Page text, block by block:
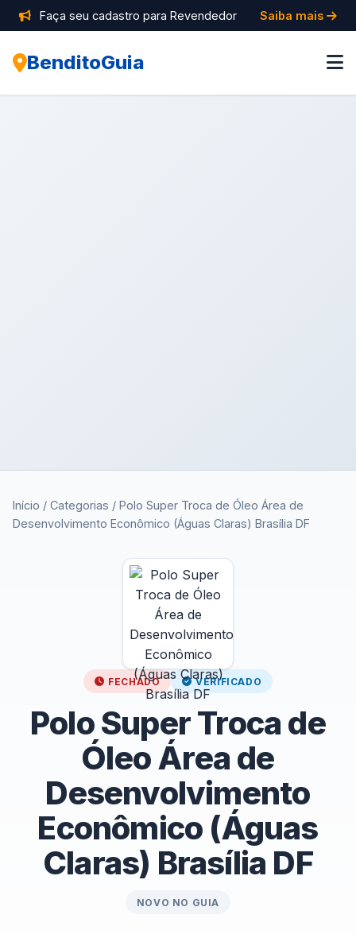
Faça seu cadastro para Revendedor Saiba mais
BenditoGuia
Início / Categorias / Polo Super Troca de Óleo Área de
Desenvolvimento Econômico (Águas Claras) Brasília DF
FECHADO VERIFICADO
Polo Super Troca de
Óleo Área de
Desenvolvimento
Econômico (Águas
Claras) Brasília DF
NOVO NO GUIA